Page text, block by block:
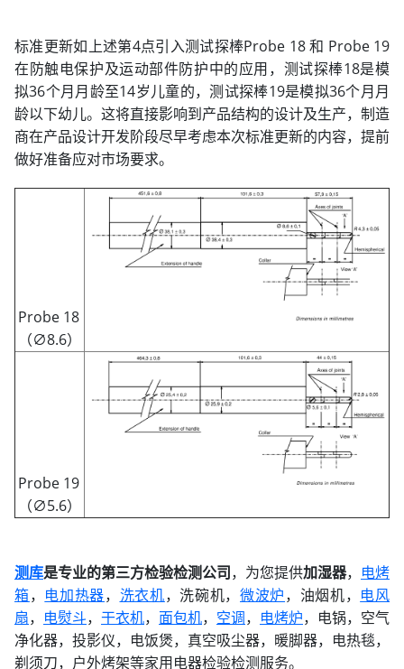
标准更新如上述第4点引入测试探棒Probe 18 和 Probe 19
在防触电保护及运动部件防护中的应用，测试探棒18是模
拟36个月月龄至14岁儿童的，测试探棒19是模拟36个月月
龄以下幼儿。这将直接影响到产品结构的设计及生产，制造
商在产品设计开发阶段尽早考虑本次标准更新的内容，提前
做好准备应对市场要求。
Probe 18
（∅8.6）
Probe 19
（∅5.6）
测库是专业的第三方检验检测公司，为您提供加湿器， 电烤
箱， 电加热器， 洗衣机，洗碗机，微波炉，油烟机， 电风
扇， 电熨斗， 干衣机， 面包机， 空调， 电烤炉，电锅，空气
净化器，投影仪，电饭煲，真空吸尘器，暖脚器，电热毯，
剃须刀，户外烤架等家用电器检验检测服务。